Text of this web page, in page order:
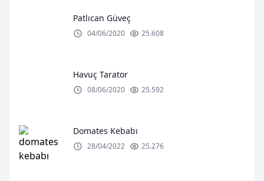
Patlıcan Güveç
04/06/2020 25.608
Havuç Tarator
08/06/2020 25.592
Domates Kebabı
28/04/2022 25.276